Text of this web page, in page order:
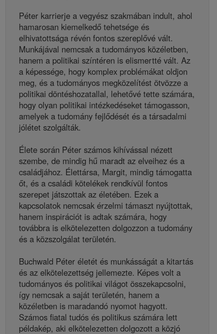
Péter karrierje a vegyész szakmában indult, ahol
hamarosan kiemelkedő tehetsége és
elhivatottsága révén fontos szereplővé vált.
Munkájával nemcsak a tudományos közéletben,
hanem a politikai színtéren is elismertté vált. Az
a képessége, hogy komplex problémákat oldjon
meg, és a tudományos megközelítést ötvözze a
politikai döntéshozatallal, lehetővé tette számára,
hogy olyan politikai intézkedéseket támogasson,
amelyek a tudomány fejlődését és a társadalmi
jólétet szolgálták.
Élete során Péter számos kihívással nézett
szembe, de mindig hű maradt az elveihez és a
családjához. Élettársa, Margit, mindig támogatta
őt, és a családi kötelékek rendkívül fontos
szerepet játszottak az életében. Ezek a
kapcsolatok nemcsak érzelmi támaszt nyújtottak,
hanem inspirációt is adtak számára, hogy
továbbra is elkötelezetten dolgozzon a tudomány
és a közszolgálat területén.
Buchwald Péter életét és munkásságát a kitartás
és az elkötelezettség jellemezte. Képes volt a
tudományos és politikai világot összekapcsolni,
így nemcsak a saját területén, hanem a
közéletben is maradandó nyomot hagyott.
Számos fiatal tudós és politikus számára lett
példakép, aki elkötelezetten dolgozott a közjó